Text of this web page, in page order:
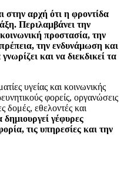
στην αρχή ότι η φροντίδα
Περιλαμβάνει την
προστασία, την
την ενδυνάμωση και
και να διεκδικεί τα
υγείας και κοινωνικής
φορείς, οργανώσεις
δομές, εθελοντές και
γέφυρες
τις υπηρεσίες και την